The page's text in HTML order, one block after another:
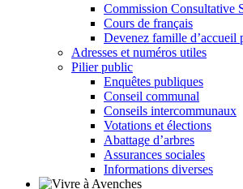
Commission Consultative
Cours de français
Devenez famille d’accueil
Adresses et numéros utiles
Pilier public
Enquêtes publiques
Conseil communal
Conseils intercommunaux
Votations et élections
Abattage d’arbres
Assurances sociales
Informations diverses